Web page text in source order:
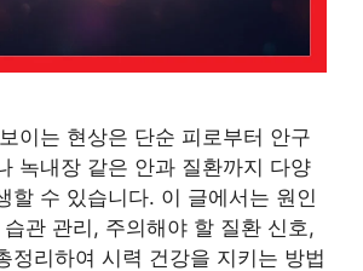
이는 현상은 단순 피로부터 안구
녹내장 같은 안과 질환까지 다양
할 수 있습니다. 이 글에서는 원인
관 관리, 주의해야 할 질환 신호,
정리하여 시력 건강을 지키는 방법